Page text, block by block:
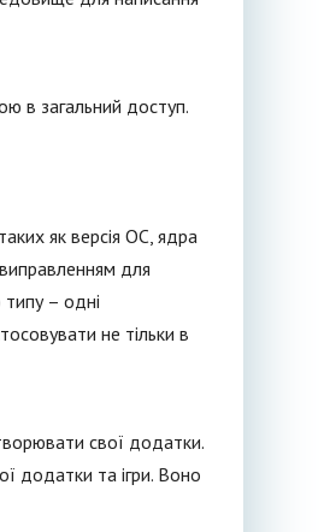
в загальний доступ.
як версія ОС, ядра
для
– одні
не тільки в
свої додатки.
додатки та ігри. Воно